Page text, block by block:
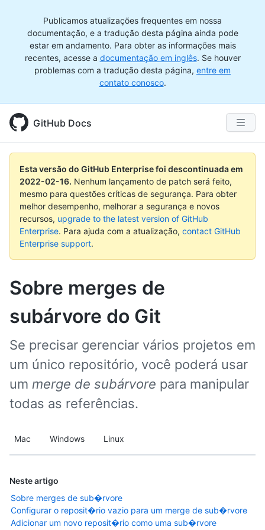
Publicamos atualizações frequentes em nossa
documentação, e a tradução desta página ainda pode
estar em andamento. Para obter as informações mais
recentes, acesse a documentação em inglês. Se houver
problemas com a tradução desta página, entre em
contato conosco.
GitHub Docs
Esta versão do GitHub Enterprise foi descontinuada em
2022-02-16. Nenhum lançamento de patch será feito,
mesmo para questões críticas de segurança. Para obter
melhor desempenho, melhorar a segurança e novos
recursos, upgrade to the latest version of GitHub
Enterprise. Para ajuda com a atualização, contact GitHub
Enterprise support.
Sobre merges de
subárvore do Git
Neste artigo
Sobre merges de sub�rvore
Configurar o reposit�rio vazio para um merge de sub�rvore
Adicionar um novo reposit�rio como uma sub�rvore
Se precisar gerenciar vários projetos em
um único repositório, você poderá usar
um merge de subárvore para manipular
todas as referências.
Mac Windows Linux